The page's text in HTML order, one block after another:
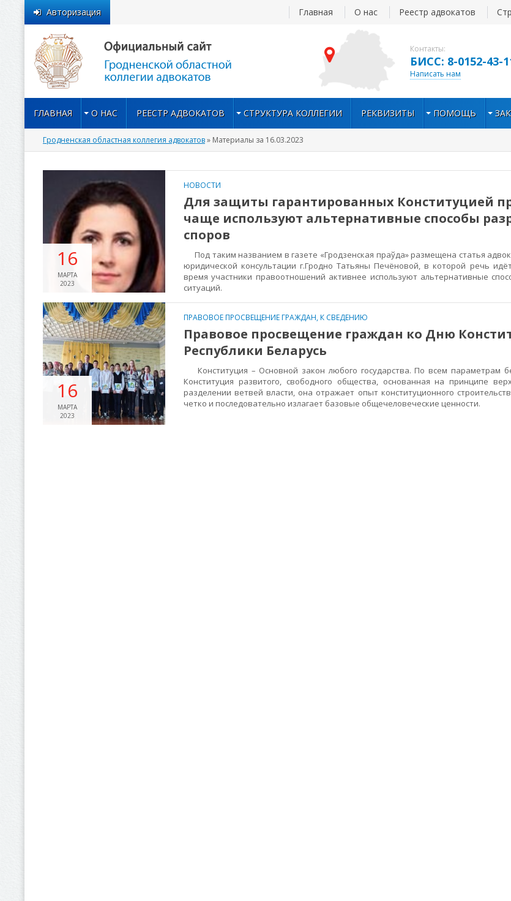
Контакты:
БИСС: 8-0152-43-
Написать нам
Авторизация Главная О нас Реестр адвокатов
ГЛАВНАЯ О НАС РЕЕСТР АДВОКАТОВ СТРУКТУРА КОЛЛЕГИИ РЕКВИЗИТЫ ПОМОЩЬ
Гродненская областная коллегия адвокатов» Материалы за 16.03.2023
16
МАРТА
2023
НОВОСТИ
Для защиты гарантированных Конституцией
чаще используют альтернативные способы
споров
Под таким названием в газете «Гродзенская праўда» размещена статья
юридической консультации г.Гродно Татьяны Печёновой, в которой речь
время участники правоотношений активнее используют альтернативные
ситуаций.
16
МАРТА
2023
ПРАВОВОЕ ПРОСВЕЩЕНИЕ ГРАЖДАН,К СВЕДЕНИЮ
Правовое просвещение граждан ко Дню
Республики Беларусь
Конституция – Основной закон любого государства. По всем параметрам
Конституция развитого, свободного общества, основанная на принципе
разделении ветвей власти, она отражает опыт конституционного
четко и последовательно излагает базовые общечеловеческие ценности.